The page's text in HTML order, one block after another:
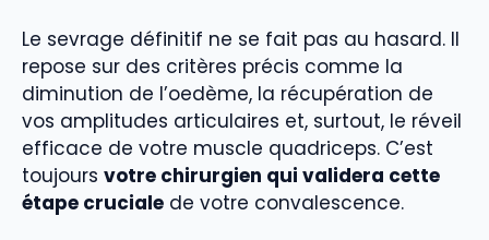
Le sevrage définitif ne se fait pas au hasard. Il
repose sur des critères précis comme la
diminution de l’oedème, la récupération de
vos amplitudes articulaires et, surtout, le réveil
efficace de votre muscle quadriceps. C’est
toujours votre chirurgien qui validera cette
étape cruciale de votre convalescence.